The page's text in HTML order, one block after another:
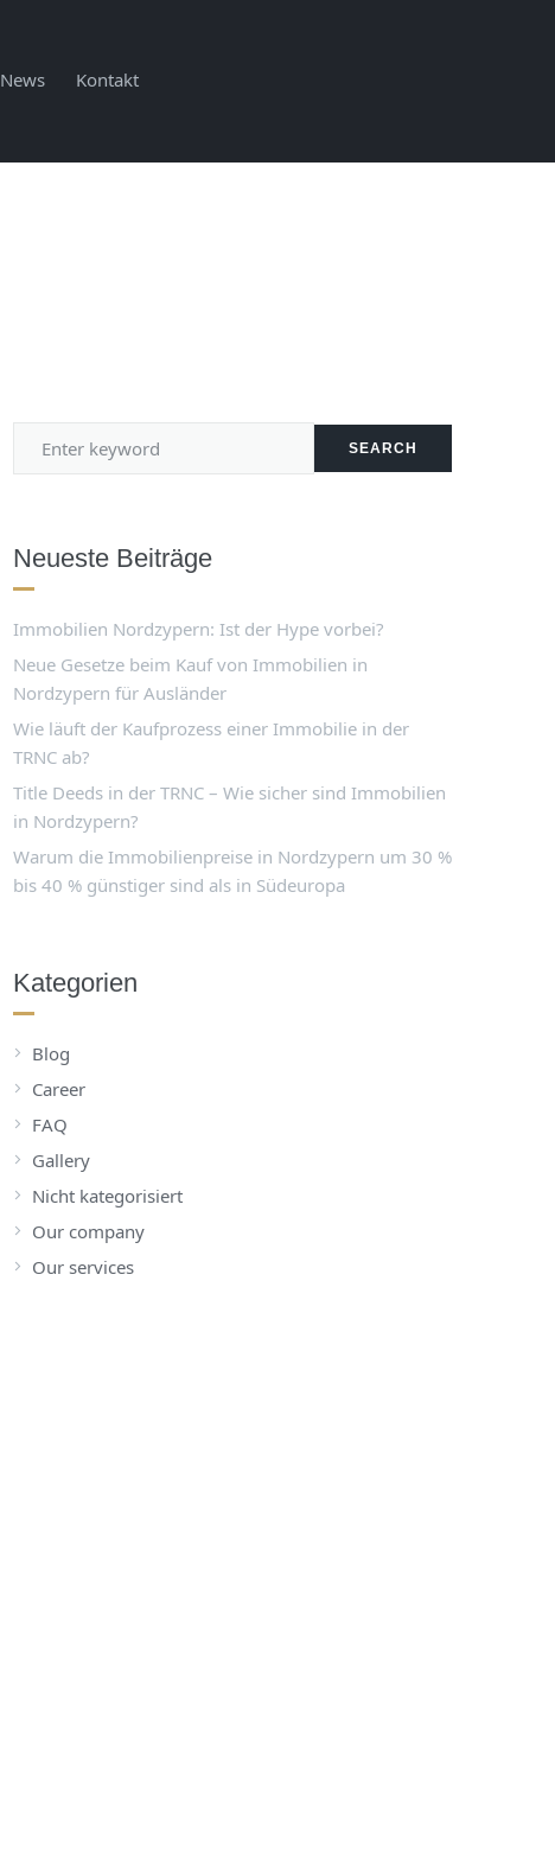
News Kontakt
SEARCH
Neueste Beiträge
Immobilien Nordzypern: Ist der Hype vorbei?
Neue Gesetze beim Kauf von Immobilien in
Nordzypern für Ausländer
Wie läuft der Kaufprozess einer Immobilie in der
TRNC ab?
Title Deeds in der TRNC – Wie sicher sind Immobilien
in Nordzypern?
Warum die Immobilienpreise in Nordzypern um 30 %
bis 40 % günstiger sind als in Südeuropa
Kategorien
Blog
Career
FAQ
Gallery
Nicht kategorisiert
Our company
Our services